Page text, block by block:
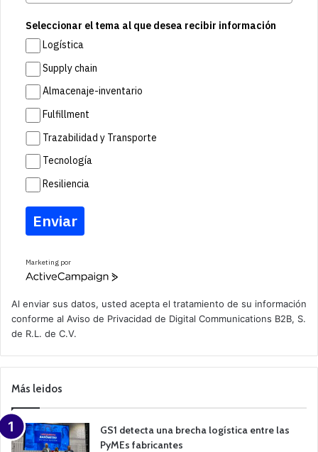
Seleccionar el tema al que desea recibir información
Logística
Supply chain
Almacenaje-inventario
Fulfillment
Trazabilidad y Transporte
Tecnología
Resiliencia
Enviar
Marketing por
A
v
e
a
m
a
n
Al enviar sus datos, usted acepta el tratamiento de su información
conforme al Aviso de Privacidad de Digital Communications B2B, S.
de R.L. de C.V.
Más leidos
GS1 detecta una brecha logística entre las
PyMEs fabricantes